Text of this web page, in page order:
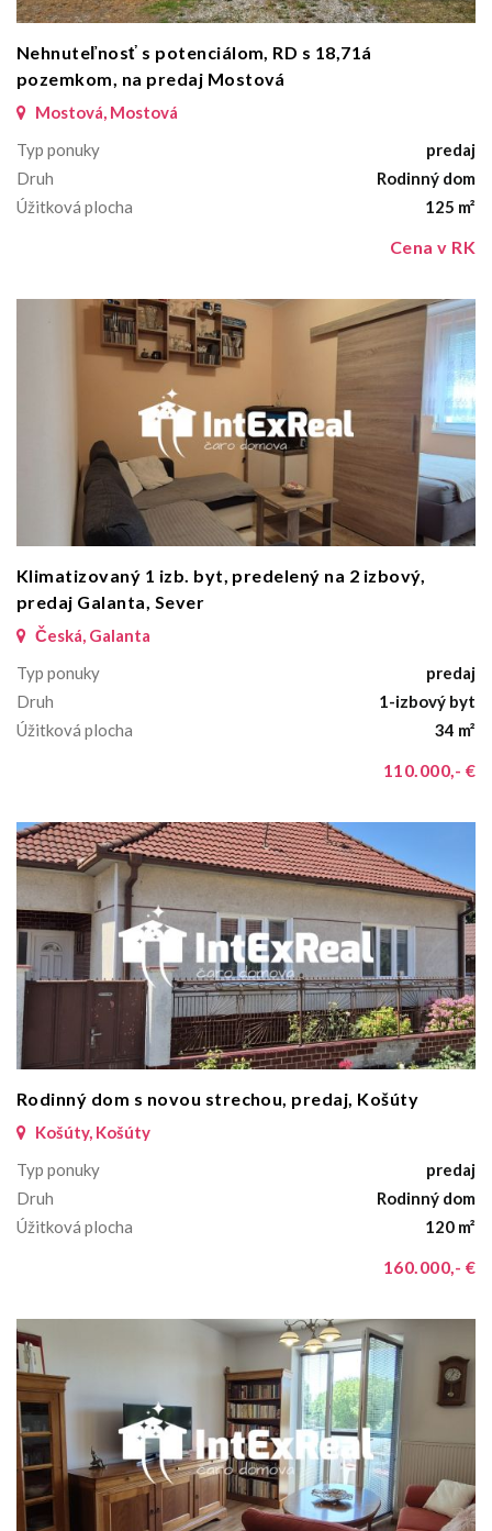
Nehnuteľnosť s potenciálom, RD s 18,71á
pozemkom, na predaj Mostová
Mostová, Mostová
Typ ponuky
predaj
Druh
Rodinný dom
Úžitková plocha
125 m²
Cena v RK
Klimatizovaný 1 izb. byt, predelený na 2 izbový,
predaj Galanta, Sever
Česká, Galanta
Typ ponuky
predaj
Druh
1-izbový byt
Úžitková plocha
34 m²
110.000,- €
Rodinný dom s novou strechou, predaj, Košúty
Košúty, Košúty
Typ ponuky
predaj
Druh
Rodinný dom
Úžitková plocha
120 m²
160.000,- €